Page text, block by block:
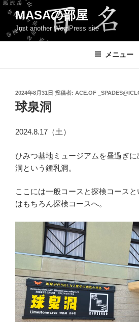
コ
ン
MASAの部屋
Just another WordPress site
メニュー
投
稿
日:
2024年8月31日 投稿者: ACE.OF
球泉洞
2024.8.17（土）
ひみつ基地ミュージアムを昼過ぎ
洞という鍾乳洞。
ここには一般コースと探検コース
はもちろん探検コースへ。